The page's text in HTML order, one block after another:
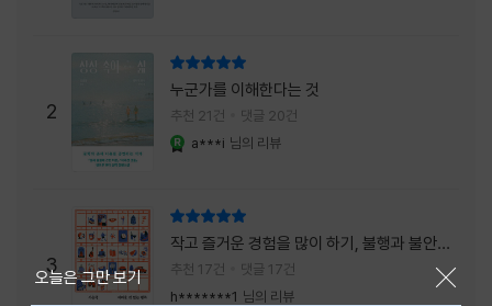
2
누군가를 이해한다는 것
추천 21건 댓글 20건
a***i 님의 리뷰
3
작고 즐거운 경험을 많이 하기, 불행과 불안을
회피하지 말기, 그리고 좋은 사람을 많이 만나
기.
추천 17건
댓글 17건
h*******1 님의 리뷰
오늘은 그만 보기